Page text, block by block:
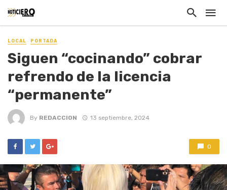
LOCAL PORTADA
Siguen “cocinando” cobrar
refrendo de la licencia
“permanente”
By REDACCION 13 septiembre, 2024
0